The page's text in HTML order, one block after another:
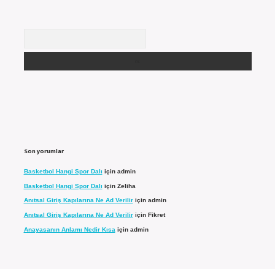
Son yorumlar
Basketbol Hangi Spor Dalı için admin
Basketbol Hangi Spor Dalı için Zeliha
Anıtsal Giriş Kapılarına Ne Ad Veriliriçin admin
Anıtsal Giriş Kapılarına Ne Ad Veriliriçin Fikret
Anayasanın Anlamı Nedir Kısa için admin